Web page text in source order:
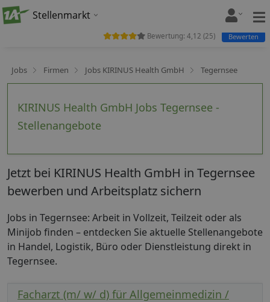
Stellenmarkt
Jobs Firmen Jobs KIRINUS Health GmbH Tegernsee
KIRINUS Health GmbH Jobs Tegernsee -
Stellenangebote
Bewertung: 4,12 (25) Bewerten
Jetzt bei KIRINUS Health GmbH in Tegernsee
bewerben und Arbeitsplatz sichern
Jobs in Tegernsee: Arbeit in Vollzeit, Teilzeit oder als
Minijob finden – entdecken Sie aktuelle Stellenangebote
in Handel, Logistik, Büro oder Dienstleistung direkt in
Tegernsee.
Facharzt (m/ w/ d) für Allgemeinmedizin /